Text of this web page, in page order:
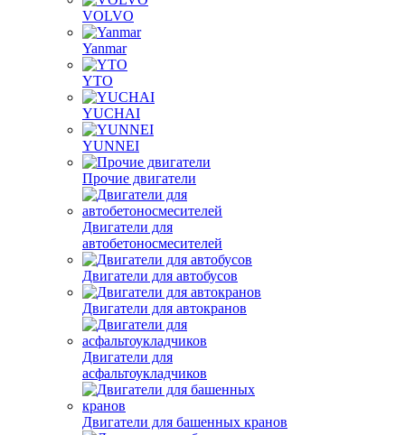
VOLVO
Yanmar
YTO
YUCHAI
YUNNEI
Прочие двигатели
Двигатели для
автобетоносмесителей
Двигатели для автобусов
Двигатели для автокранов
Двигатели для
асфальтоукладчиков
Двигатели для башенных кранов